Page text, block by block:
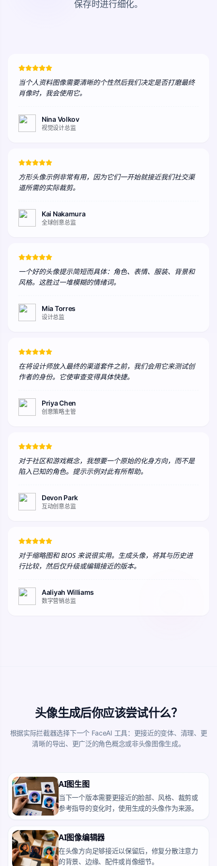
保存时进行细化。
当个人资料图像需要清晰的个性然后我们决定是否打磨最终
肖像时，我会使用它。
Nina Volkov
视觉设计总监
方形头像示例非常有用，因为它们一开始就接近我们社交渠
道所需的实际裁剪。
Kai Nakamura
全球创意总监
一个好的头像提示简短而具体：角色、表情、服装、背景和
风格。这胜过一堆模糊的情绪词。
Mia Torres
设计总监
在将设计师放入最终的渠道套件之前，我们会用它来测试创
作者的身份。它使审查变得具体快捷。
Priya Chen
创意策略主管
对于社区和游戏概念，我想要一个原始的化身方向，而不是
陷入已知的角色。提示示例对此有所帮助。
Devon Park
互动创意总监
对于缩略图和 BIOS 来说很实用。生成头像，将其与历史进
行比较，然后仅升级或编辑接近的版本。
Aaliyah Williams
数字营销总监
头像生成后你应该尝试什么？
根据实际拦截器选择下一个 FaceAI 工具：更接近的变体、清理、更
清晰的导出、更广泛的角色概念或非头像图像生成。
AI图生图
当下一个版本需要更接近的脸部、风格、裁剪或
参考指导的变化时，使用生成的头像作为来源。
AI图像编辑器
在头像方向足够接近以保留后，修复分散注意力
的背景、边缘、配件或肖像细节。